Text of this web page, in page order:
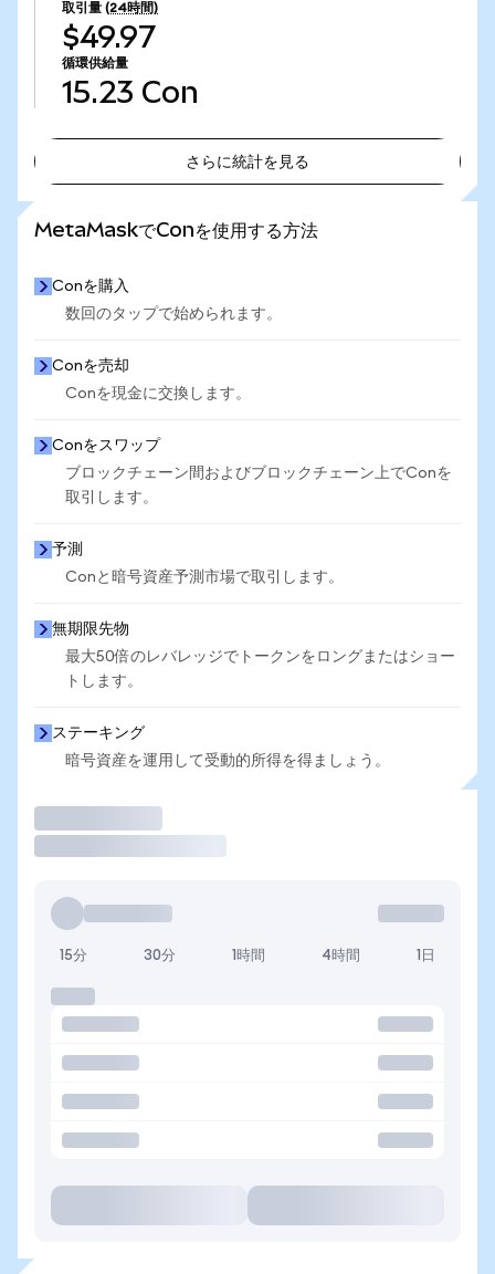
取引量 (24時間)
$49.97
循環供給量
15.23 Con
さらに統計を見る
MetaMaskでConを使用する方法
Conを購入
数回のタップで始められます。
Conを売却
Conを現金に交換します。
Conをスワップ
ブロックチェーン間およびブロックチェーン上でConを
取引します。
予測
Conと暗号資産予測市場で取引します。
無期限先物
最大50倍のレバレッジでトークンをロングまたはショー
トします。
ステーキング
暗号資産を運用して受動的所得を得ましょう。
15分 30分 1時間 4時間 1日